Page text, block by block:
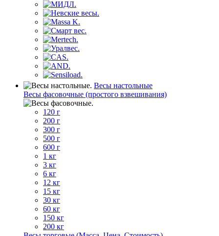
Весы настольные
Весы фасовочные (простого взвешивания)
120 г
200 г
300 г
500 г
600 г
1 кг
3 кг
6 кг
12 кг
15 кг
30 кг
60 кг
150 кг
200 кг